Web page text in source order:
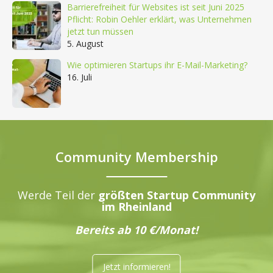
Barrierefreiheit für Websites ist seit Juni 2025
Pflicht: Robin Oehler erklärt, was Unternehmen
jetzt tun müssen
5. August
Wie optimieren Startups ihr E-Mail-Marketing?
16. Juli
Community Membership
Werde Teil der größten Startup Community
im Rheinland
Bereits ab 10 €/Monat!
Jetzt informieren!